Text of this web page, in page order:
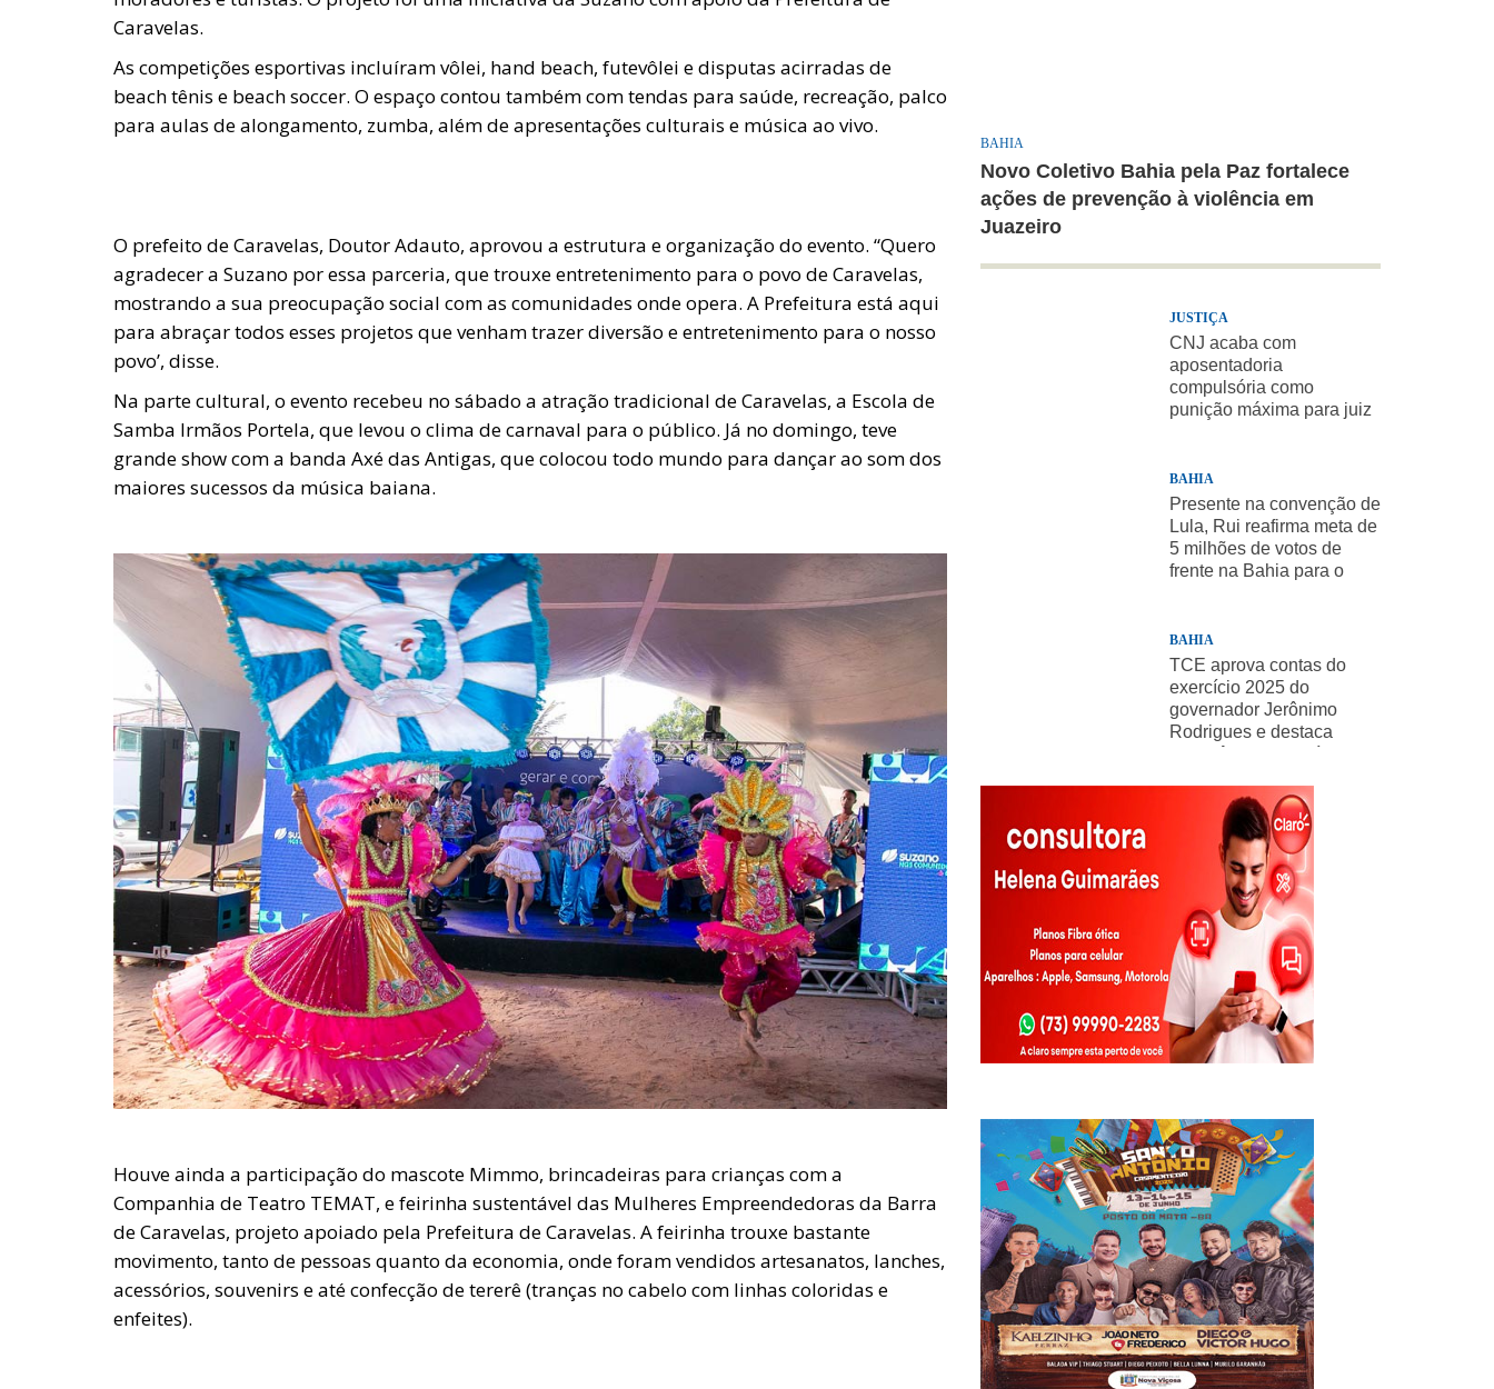
Caravelas.
As competições esportivas incluíram vôlei, hand beach, futevôlei e disputas acirradas de
beach tênis e beach soccer. O espaço contou também com tendas para saúde, recreação, palco
para aulas de alongamento, zumba, além de apresentações culturais e música ao vivo.
O prefeito de Caravelas, Doutor Adauto, aprovou a estrutura e organização do evento. “Quero
agradecer a Suzano por essa parceria, que trouxe entretenimento para o povo de Caravelas,
mostrando a sua preocupação social com as comunidades onde opera. A Prefeitura está aqui
para abraçar todos esses projetos que venham trazer diversão e entretenimento para o nosso
povo’, disse.
Na parte cultural, o evento recebeu no sábado a atração tradicional de Caravelas, a Escola de
Samba Irmãos Portela, que levou o clima de carnaval para o público. Já no domingo, teve
grande show com a banda Axé das Antigas, que colocou todo mundo para dançar ao som dos
maiores sucessos da música baiana.
Houve ainda a participação do mascote Mimmo, brincadeiras para crianças com a
Companhia de Teatro TEMAT, e feirinha sustentável das Mulheres Empreendedoras da Barra
de Caravelas, projeto apoiado pela Prefeitura de Caravelas. A feirinha trouxe bastante
movimento, tanto de pessoas quanto da economia, onde foram vendidos artesanatos, lanches,
acessórios, souvenirs e até confecção de tererê (tranças no cabelo com linhas coloridas e
enfeites).
BAHIA
Novo Coletivo Bahia pela Paz fortalece
ações de prevenção à violência em
Juazeiro
JUSTIÇA
CNJ acaba com
aposentadoria
compulsória como
punição máxima para juiz
BAHIA
Presente na convenção de
Lula, Rui reafirma meta de
5 milhões de votos de
frente na Bahia para o
BAHIA
TCE aprova contas do
exercício 2025 do
governador Jerônimo
Rodrigues e destaca